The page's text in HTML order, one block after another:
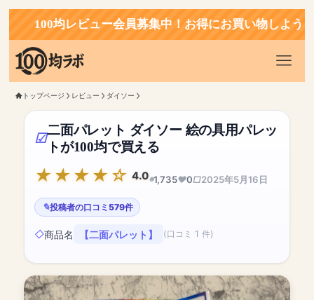
均レビュー会員募集中！お得にお買い物しよう！
トップページ レビュー ダイソー
二面パレット ダイソー 絵の具用パレッ
トが100均で買える
4.0 1,735 0 2025年5月16日
投稿者の口コミ579件
商品名 【二面パレット】 (口コミ 1 件)